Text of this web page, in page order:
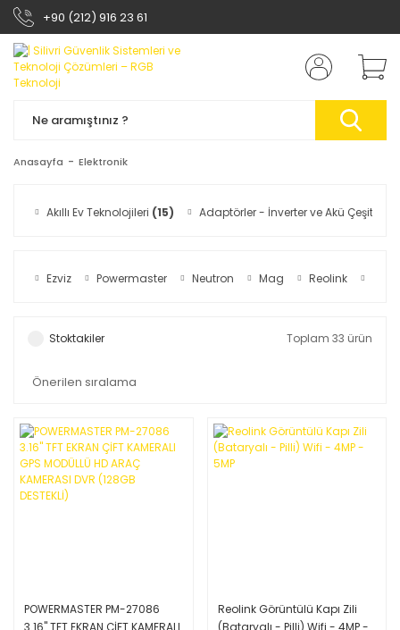
+90 (212) 916 23 61
Anasayfa Elektronik
Akıllı Ev Teknolojileri (15) Adaptörler - İnverter ve Akü Çeşitleri
Ezviz Powermaster Neutron Mag Reolink
Stoktakiler Toplam 33 ürün
POWERMASTER PM-27086
3.16'' TFT EKRAN ÇİFT KAMERALI
Reolink Görüntülü Kapı Zili
(Bataryalı - Pilli) Wifi - 4MP -